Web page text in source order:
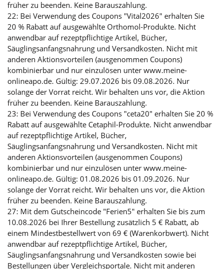
früher zu beenden. Keine Barauszahlung.
22: Bei Verwendung des Coupons "Vital2026" erhalten Sie
20 % Rabatt auf ausgewählte Orthomol-Produkte. Nicht
anwendbar auf rezeptpflichtige Artikel, Bücher,
Säuglingsanfangsnahrung und Versandkosten. Nicht mit
anderen Aktionsvorteilen (ausgenommen Coupons)
kombinierbar und nur einzulösen unter www.meine-
onlineapo.de. Gültig: 29.07.2026 bis 09.08.2026. Nur
solange der Vorrat reicht. Wir behalten uns vor, die Aktion
früher zu beenden. Keine Barauszahlung.
23: Bei Verwendung des Coupons "ceta20" erhalten Sie 20 %
Rabatt auf ausgewählte Cetaphil-Produkte. Nicht anwendbar
auf rezeptpflichtige Artikel, Bücher,
Säuglingsanfangsnahrung und Versandkosten. Nicht mit
anderen Aktionsvorteilen (ausgenommen Coupons)
kombinierbar und nur einzulösen unter www.meine-
onlineapo.de. Gültig: 01.08.2026 bis 01.09.2026. Nur
solange der Vorrat reicht. Wir behalten uns vor, die Aktion
früher zu beenden. Keine Barauszahlung.
27: Mit dem Gutscheincode "Ferien5" erhalten Sie bis zum
10.08.2026 bei Ihrer Bestellung zusätzlich 5 € Rabatt, ab
einem Mindestbestellwert von 69 € (Warenkorbwert). Nicht
anwendbar auf rezeptpflichtige Artikel, Bücher,
Säuglingsanfangsnahrung und Versandkosten sowie bei
Bestellungen über Vergleichsportale. Nicht mit anderen